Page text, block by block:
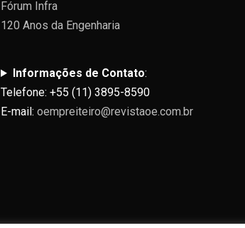
Fórum Infra
120 Anos da Engenharia
Informações de Contato:
Telefone: +55 (11) 3895-8590
E-mail: oempreiteiro@revistaoe.com.br